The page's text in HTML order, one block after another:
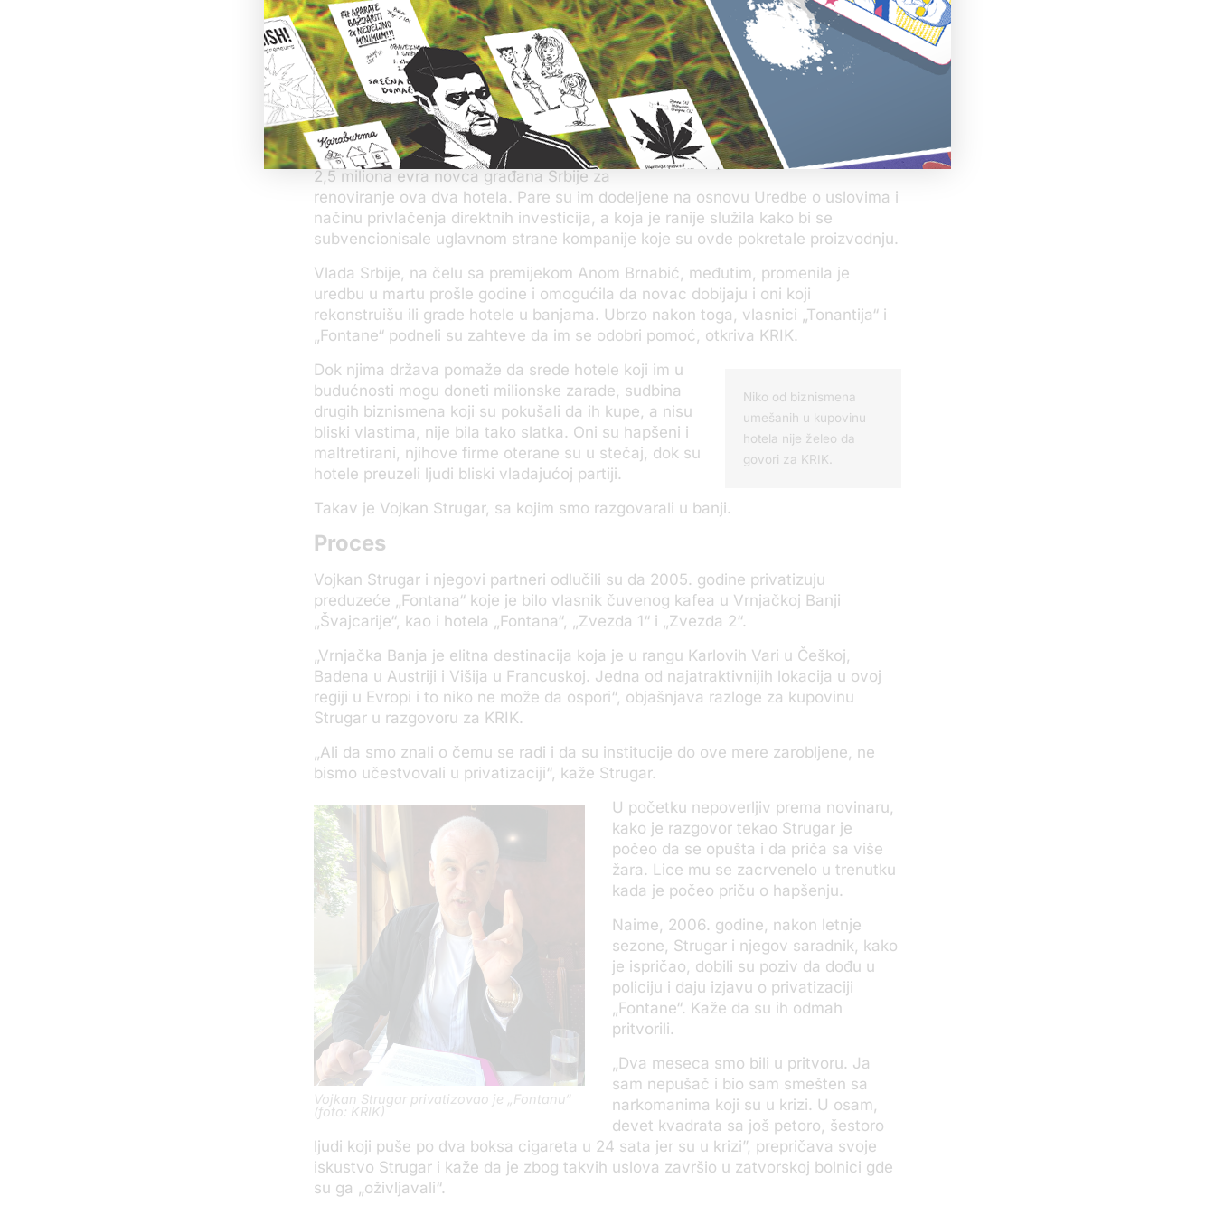
Stefanović i Papić (foto:
Instagram)
kompaniji koja je sada vlasnik hotela.
Za SNS biznismene ove kupovine nisu bile
rizičan posao – država im je bogato pomogla
subvencijama, otkriva KRIK.
Đurović i Vlaisavljević su krajem 2018. i
početkom 2019. godine potpisali ugovore sa
Ministarstvom privrede koje im je odobrilo oko
2,5 miliona evra novca građana Srbije za
renoviranje ova dva hotela. Pare su im dodeljene na osnovu Uredbe o uslovima i
načinu privlačenja direktnih investicija, a koja je ranije služila kako bi se
subvencionisale uglavnom strane kompanije koje su ovde pokretale proizvodnju.
Vlada Srbije, na čelu sa premijekom Anom Brnabić, međutim, promenila je
uredbu u martu prošle godine i omogućila da novac dobijaju i oni koji
rekonstruišu ili grade hotele u banjama. Ubrzo nakon toga, vlasnici „Tonantija“ i
„Fontane“ podneli su zahteve da im se odobri pomoć, otkriva KRIK.
Niko od biznismena
umešanih u kupovinu
hotela nije želeo da
govori za KRIK.
Dok njima država pomaže da srede hotele koji im u
budućnosti mogu doneti milionske zarade, sudbina
drugih biznismena koji su pokušali da ih kupe, a nisu
bliski vlastima, nije bila tako slatka. Oni su hapšeni i
maltretirani, njihove firme oterane su u stečaj, dok su
hotele preuzeli ljudi bliski vladajućoj partiji.
Takav je Vojkan Strugar, sa kojim smo razgovarali u banji.
Proces
Vojkan Strugar i njegovi partneri odlučili su da 2005. godine privatizuju
preduzeće „Fontana“ koje je bilo vlasnik čuvenog kafea u Vrnjačkoj Banji
„Švajcarije“, kao i hotela „Fontana“, „Zvezda 1“ i „Zvezda 2“.
„Vrnjačka Banja je elitna destinacija koja je u rangu Karlovih Vari u Češkoj,
Badena u Austriji i Višija u Francuskoj. Jedna od najatraktivnijih lokacija u ovoj
regiji u Evropi i to niko ne može da ospori“, objašnjava razloge za kupovinu
Strugar u razgovoru za KRIK.
„Ali da smo znali o čemu se radi i da su institucije do ove mere zarobljene, ne
bismo učestvovali u privatizaciji“, kaže Strugar.
Vojkan Strugar privatizovao je „Fontanu“
(foto: KRIK)
U početku nepoverljiv prema novinaru,
kako je razgovor tekao Strugar je
počeo da se opušta i da priča sa više
žara. Lice mu se zacrvenelo u trenutku
kada je počeo priču o hapšenju.
Naime, 2006. godine, nakon letnje
sezone, Strugar i njegov saradnik, kako
je ispričao, dobili su poziv da dođu u
policiju i daju izjavu o privatizaciji
„Fontane“. Kaže da su ih odmah
pritvorili.
„Dva meseca smo bili u pritvoru. Ja
sam nepušač i bio sam smešten sa
narkomanima koji su u krizi. U osam,
devet kvadrata sa još petoro, šestoro
ljudi koji puše po dva boksa cigareta u 24 sata jer su u krizi”, prepričava svoje
iskustvo Strugar i kaže da je zbog takvih uslova završio u zatvorskoj bolnici gde
su ga „oživljavali“.